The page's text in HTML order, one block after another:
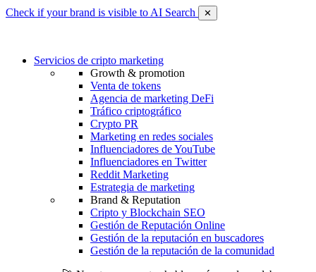
Check if your brand is visible to AI Search ✕
Servicios de cripto marketing
Growth & promotion
Venta de tokens
Agencia de marketing DeFi
Tráfico criptográfico
Crypto PR
Marketing en redes sociales
Influenciadores de YouTube
Influenciadores en Twitter
Reddit Marketing
Estrategia de marketing
Brand & Reputation
Cripto y Blockchain SEO
Gestión de Reputación Online
Gestión de la reputación en buscadores
Gestión de la reputación de la comunidad